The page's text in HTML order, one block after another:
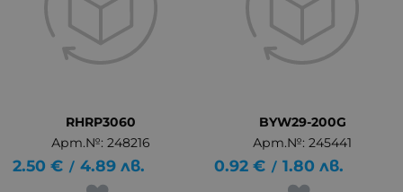
RHRP3060
Арт.№: 248216
2.50 € / 4.89 лв.
BYW29-200G
Арт.№: 245441
0.92 € / 1.80 лв.